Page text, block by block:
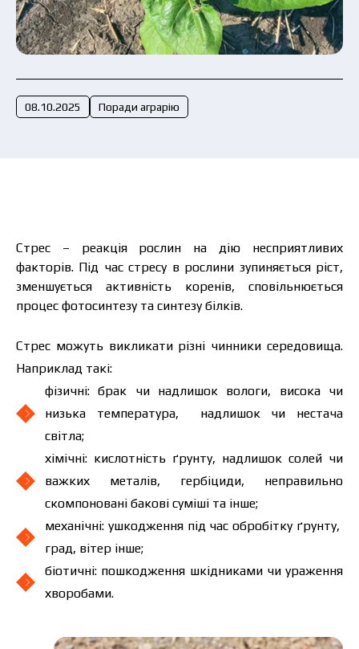
08.10.2025 Поради аграрію
Стрес – реакція рослин на дію несприятливих
факторів. Під час стресу в рослини зупиняється ріст,
зменшується активність коренів, сповільнюється
процес фотосинтезу та синтезу білків.
Стрес можуть викликати різні чинники середовища.
Наприклад такі:
фізичні: брак чи надлишок вологи, висока чи
низька температура, надлишок чи нестача
світла;
хімічні: кислотність ґрунту, надлишок солей чи
важких металів, гербіциди, неправильно
скомпоновані бакові суміші та інше;
механічні: ушкодження під час обробітку ґрунту,
град, вітер інше;
біотичні: пошкодження шкідниками чи ураження
хворобами.